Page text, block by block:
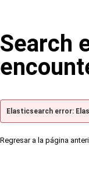
Search
Elasticsearch error:
Regresar a la página